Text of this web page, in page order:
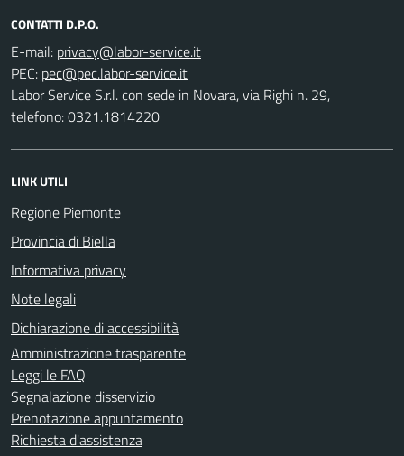
CONTATTI D.P.O.
E-mail:
PEC:
Labor Service S.r.l. con sede in Novara, via Righi n. 29,
telefono: 0321.1814220
LINK UTILI
Regione Piemonte
Provincia di Biella
Informativa privacy
Note legali
Dichiarazione di accessibilità
Amministrazione trasparente
Leggi le FAQ
Segnalazione disservizio
Prenotazione appuntamento
Richiesta d'assistenza